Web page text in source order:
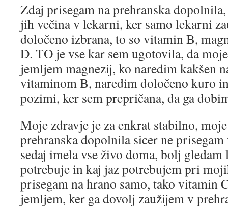
Zdaj prisegam na prehranska
jih večina v lekarni, ker samo lekarni
določeno izbrana, to so vitamin B,
D. TO je vse kar sem ugotovila, da
jemljem magnezij, ko naredim kakšen
vitaminom B, naredim določeno kuro
pozimi, ker sem prepričana, da ga
Moje zdravje je za enkrat stabilno,
prehranska dopolnila sicer ne
sedaj imela vse živo doma, bolj
potrebuje in kaj jaz potrebujem pri
prisegam na hrano samo, tako vitamin
jemljem, ker ga dovolj zaužijem v